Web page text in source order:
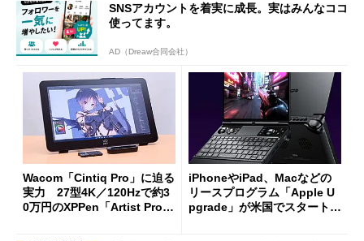
SNSアカウントを着実に成長。実はみんなココ
使ってます。
AD（Dreaw合同会社）
Wacom「Cintiq Pro」に迫る
実力 27型4K／120Hzで約3
0万円のXPPen「Artist Pro 2
iPhoneやiPad、Macなどの
リースプログラム「Apple U
pgrade」が米国でスタート／